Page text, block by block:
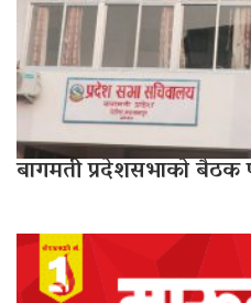
बागमती प्रदेशसभाको